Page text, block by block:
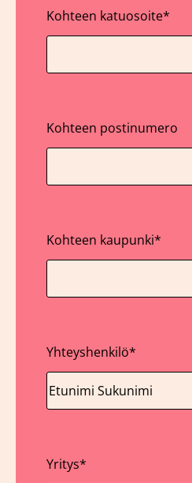
Kohteen katuosoite*
Kohteen postinumero
Kohteen kaupunki*
Yhteyshenkilö*
Yritys*